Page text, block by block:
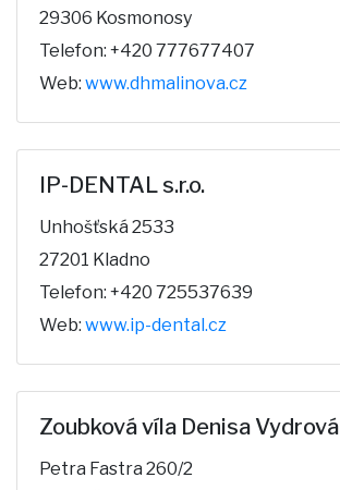
29306 Kosmonosy
Telefon: +420 777677407
Web: www.dhmalinova.cz
IP-DENTAL s.r.o.
Unhošťská 2533
27201 Kladno
Telefon: +420 725537639
Web: www.ip-dental.cz
Zoubková víla Denisa Vydrová
Petra Fastra 260/2